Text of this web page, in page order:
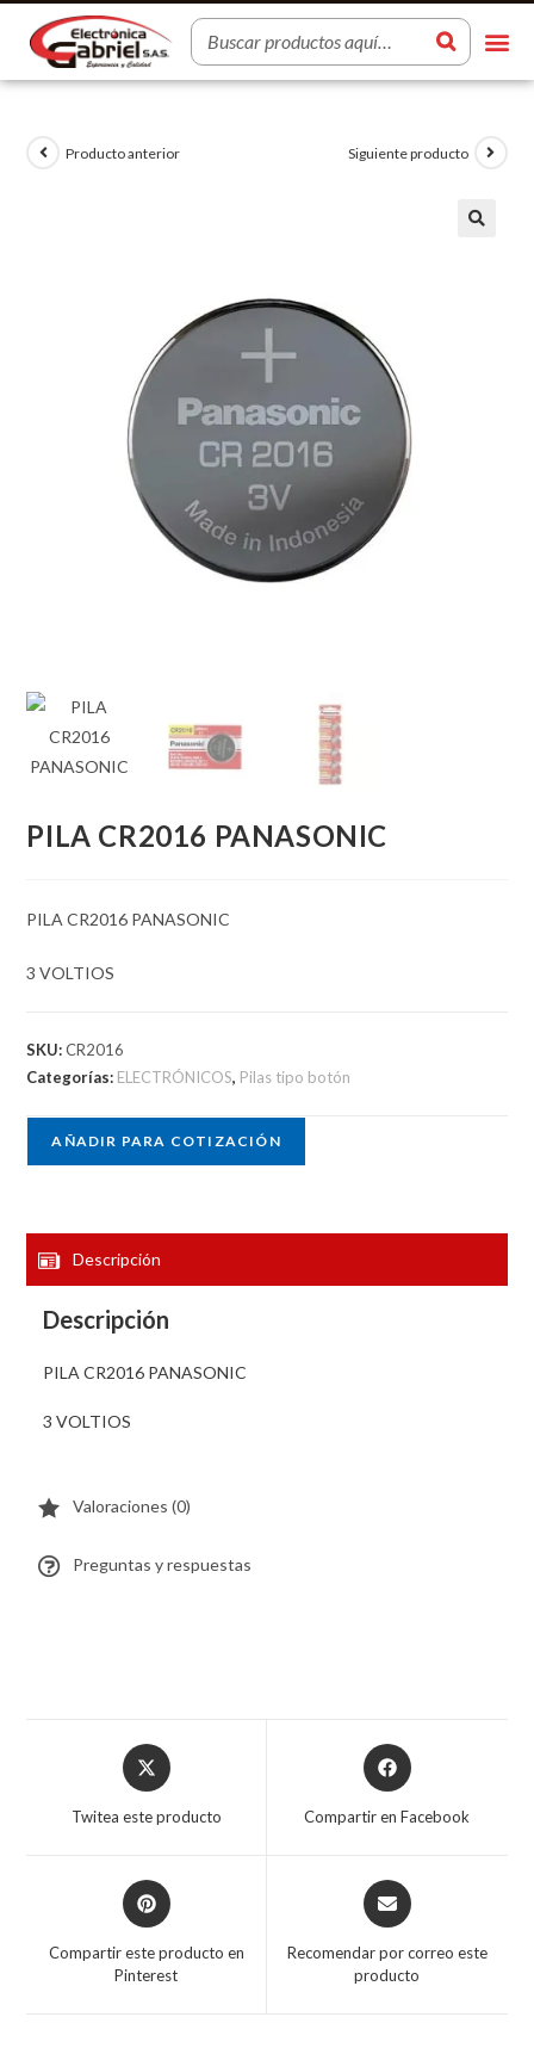
Producto anterior Siguiente producto
PILA CR2016 PANASONIC
PILA CR2016 PANASONIC
3 VOLTIOS
SKU:CR2016
Categorías: ELECTRÓNICOS, Pilas tipo botón
AÑADIR PARA COTIZACIÓN
Descripción
Descripción
PILA CR2016 PANASONIC
3 VOLTIOS
Valoraciones (0)
Preguntas y respuestas
Twitea este producto Compartir en Facebook
Compartir este producto en
Pinterest
Recomendar por correo este
producto